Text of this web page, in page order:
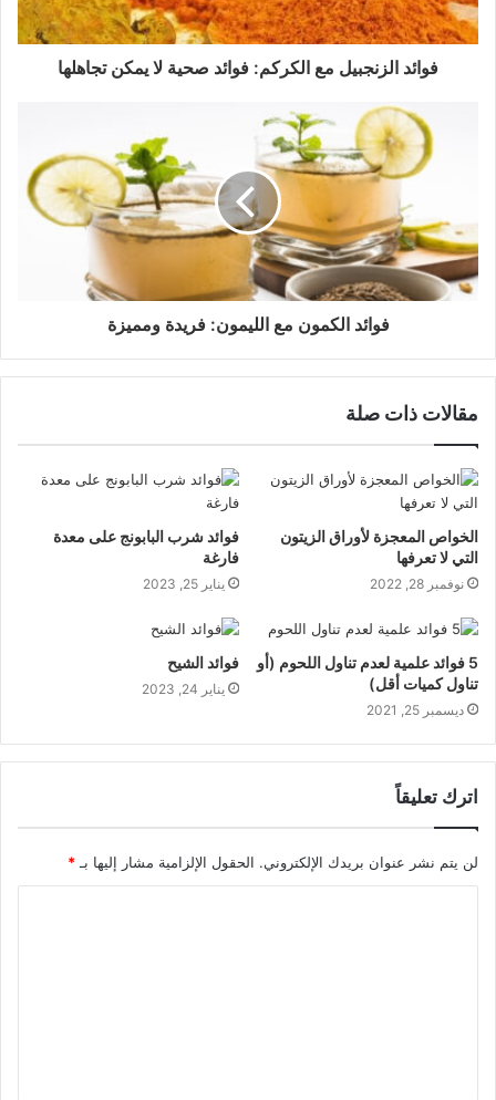
فوائد الزنجبيل مع الكركم: فوائد صحية لا يمكن تجاهلها
فوائد الكمون مع الليمون: فريدة ومميزة
مقالات ذات صلة
الخواص المعجزة لأوراق الزيتون
التي لا تعرفها
نوفمبر 28, 2022
فوائد شرب البابونج على معدة
فارغة
يناير 25, 2023
5 فوائد علمية لعدم تناول اللحوم (أو
تناول كميات أقل)
ديسمبر 25, 2021
فوائد الشيح
يناير 24, 2023
اترك تعليقاً
لن يتم نشر عنوان بريدك الإلكتروني. الحقول الإلزامية مشار إليها بـ *